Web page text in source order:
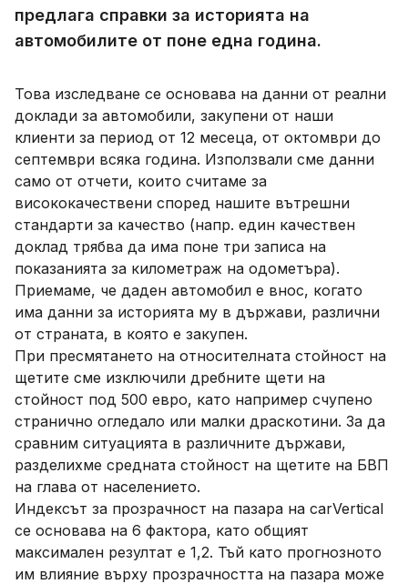
предлага справки за историята на
автомобилите от поне една година.
Това изследване се основава на данни от реални
доклади за автомобили, закупени от наши
клиенти за период от 12 месеца, от октомври до
септември всяка година. Използвали сме данни
само от отчети, които считаме за
висококачествени според нашите вътрешни
стандарти за качество (напр. един качествен
доклад трябва да има поне три записа на
показанията за километраж на одометъра).
Приемаме, че даден автомобил е внос, когато
има данни за историята му в държави, различни
от страната, в която е закупен.
При пресмятането на относителната стойност на
щетите сме изключили дребните щети на
стойност под 500 евро, като например счупено
странично огледало или малки драскотини. За да
сравним ситуацията в различните държави,
разделихме средната стойност на щетите на БВП
на глава от населението.
Индексът за прозрачност на пазара на carVertical
се основава на 6 фактора, като общият
максимален резултат е 1,2. Тъй като прогнозното
им влияние върху прозрачността на пазара може